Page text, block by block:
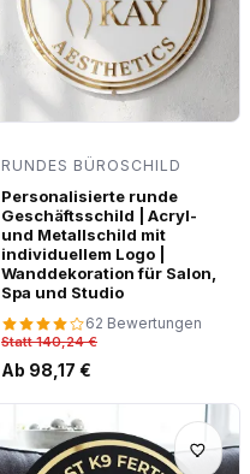
RUNDES BÜROSCHILD
Personalisierte runde
Geschäftsschild | Acryl-
und Metallschild mit
individuellem Logo |
Wanddekoration für Salon,
Spa und Studio
62 Bewertungen
Statt 140,24 €
Ab 98,17 €